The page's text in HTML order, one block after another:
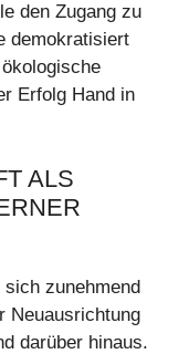
den Zugang zu
demokratisiert
Erfolg Hand in
ALS
sich zunehmend
Neuausrichtung
darüber hinaus.